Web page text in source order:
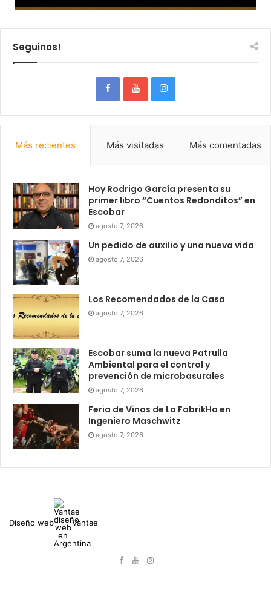
Seguinos!
Más recientes Más visitadas Más comentadas
Hoy Rodrigo García presenta su
primer libro “Cuentos Redonditos” en
Escobar
agosto 7, 2026
Un pedido de auxilio y una nueva vida
agosto 7, 2026
Los Recomendados de la Casa
agosto 7, 2026
Escobar suma la nueva Patrulla
Ambiental para el control y
prevención de microbasurales
agosto 7, 2026
Feria de Vinos de La FabrikHa en
Ingeniero Maschwitz
agosto 7, 2026
Diseño web Vantae